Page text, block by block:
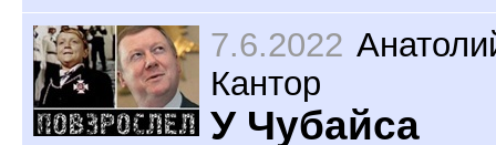
7.6.2022
Кантор
У Чубайса